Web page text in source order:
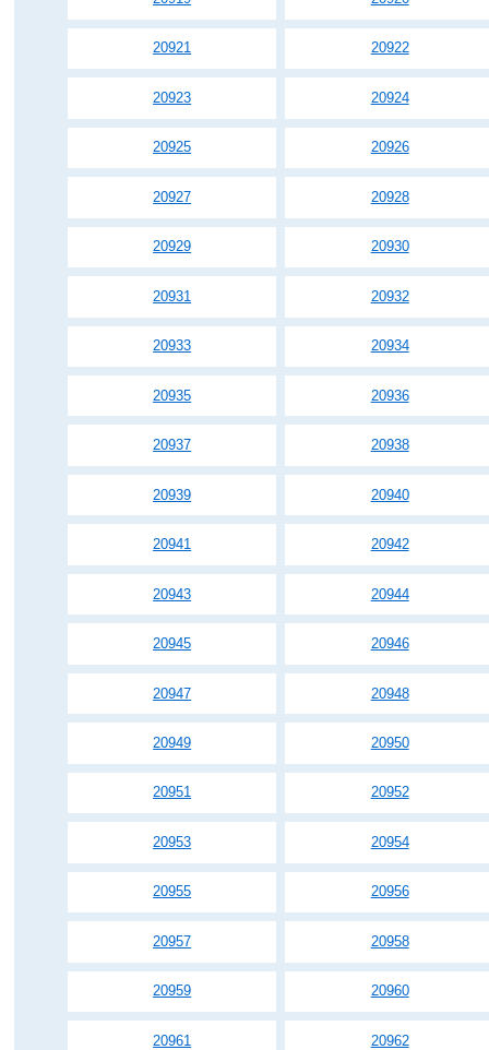
20921 20922
20923 20924
20925 20926
20927 20928
20929 20930
20931 20932
20933 20934
20935 20936
20937 20938
20939 20940
20941 20942
20943 20944
20945 20946
20947 20948
20949 20950
20951 20952
20953 20954
20955 20956
20957 20958
20959 20960
20961 20962